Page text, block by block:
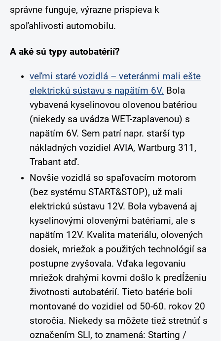
správne funguje, výrazne prispieva k
spoľahlivosti automobilu.
A aké sú typy autobatérií?
veľmi staré vozidlá – veteránmi mali ešte
elektrickú sústavu s napätím 6V. Bola
vybavená kyselinovou olovenou batériou
(niekedy sa uvádza WET-zaplavenou) s
napätím 6V. Sem patrí napr. starší typ
nákladných vozidiel AVIA, Wartburg 311,
Trabant atď.
Novšie vozidlá so spaľovacím motorom
(bez systému START&STOP), už mali
elektrickú sústavu 12V. Bola vybavená aj
kyselinovými olovenými batériami, ale s
napätím 12V. Kvalita materiálu, olovených
dosiek, mriežok a použitých technológií sa
postupne zvyšovala. Vďaka legovaniu
mriežok drahými kovmi došlo k predĺženiu
životnosti autobatérií. Tieto batérie boli
montované do vozidiel od 50-60. rokov 20
storočia. Niekedy sa môžete tiež stretnúť s
označením SLI, to znamená: Starting /